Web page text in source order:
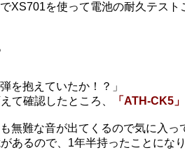
XS701を使って電池の耐久テス
を抱えていたか！？」
て確認したところ、
「ATH-CK5」
無難な音が出てくるので気に入っ
あるので、1年半持ったことにな